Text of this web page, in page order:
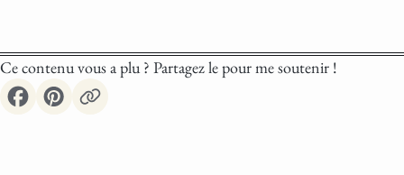
Ce contenu vous a plu ? Partagez le pour me soutenir !